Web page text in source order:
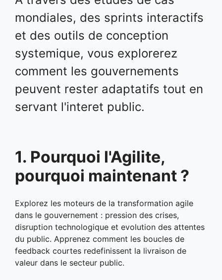
mondiales, des sprints interactifs
et des outils de conception
systemique, vous explorerez
comment les gouvernements
peuvent rester adaptatifs tout en
servant l'interet public.
1. Pourquoi l'Agilite,
pourquoi maintenant ?
Explorez les moteurs de la transformation agile
dans le gouvernement : pression des crises,
disruption technologique et evolution des attentes
du public. Apprenez comment les boucles de
feedback courtes redefinissent la livraison de
valeur dans le secteur public.